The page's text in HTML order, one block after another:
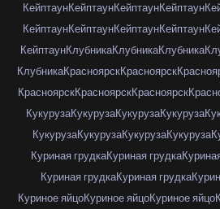
КейптаунКейптаунКейптаунКейптаун
КейптаунКейптаунКейптаунКейптаун
КейптаунКлубникаКлубникаКлубника
КлубникаКрасноярскКрасноярск
КрасноярскКрасноярскКрасноярск
КукурузаКукурузаКукурузаКукуруза
КукурузаКукурузаКукурузаКукуруза
Куриная грудкаКуриная грудка
Куриная грудкаКуриная грудка
Куриное яйцоКуриное яйцоКуриное яйцо